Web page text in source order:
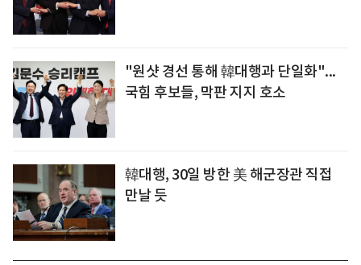
"원샷 경선 통해 韓대행과 단일화"...
국힘 후보들, 막판 지지 호소
韓대행, 30일 방한 美 해군장관 직접
만날 듯